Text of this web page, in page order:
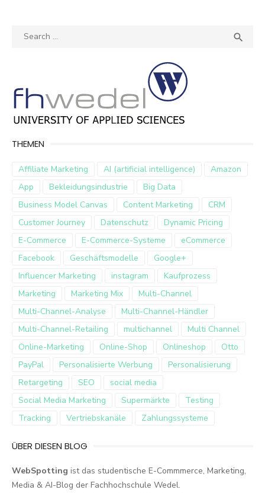
Search

THEMEN
Affiliate Marketing AI (artificial intelligence)
Amazon
App
Bekleidungsindustrie
Big Data
Business Model Canvas
Content Marketing
CRM
Customer Journey
Datenschutz
Dynamic Pricing
E-Commerce
E-Commerce-Systeme
eCommerce
Facebook
Geschäftsmodelle
Google+
Influencer Marketing
instagram
Kaufprozess
Marketing
Marketing Mix
Multi-Channel
Multi-Channel-Analyse
Multi-Channel-Händler
Multi-Channel-Retailing
multichannel
Multi Channel
Online-Marketing
Online-Shop Onlineshop
Otto
PayPal
Personalisierte Werbung
Personalisierung
Retargeting
SEO
social media
Social Media Marketing
Supermärkte
Testing
Tracking
Vertriebskanäle Zahlungssysteme
ÜBER DIESEN BLOG
WebSpotting ist das studentische E-Commmerce, Marketing,
Media & AI-Blog der Fachhochschule Wedel.